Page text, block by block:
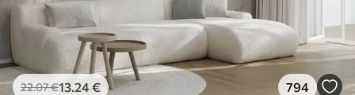
22.07€13 .24€ 794